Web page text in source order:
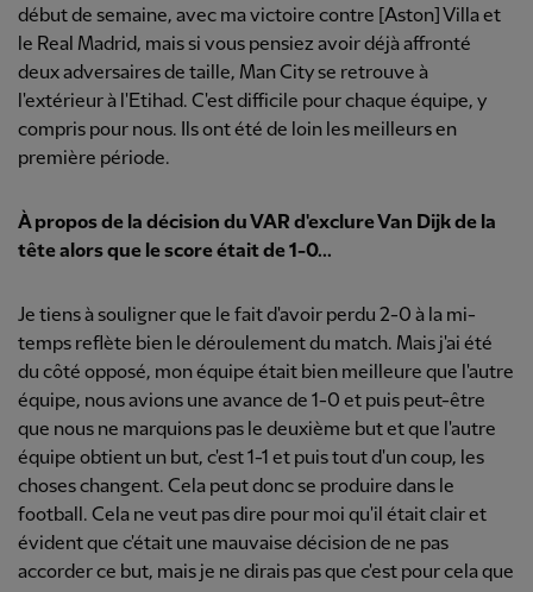
début de semaine, avec ma victoire contre [Aston] Villa et
le Real Madrid, mais si vous pensiez avoir déjà affronté
deux adversaires de taille, Man City se retrouve à
l'extérieur à l'Etihad. C'est difficile pour chaque équipe, y
compris pour nous. Ils ont été de loin les meilleurs en
première période.
À propos de la décision du VAR d'exclure Van Dijk de la
tête alors que le score était de 1-0...
Je tiens à souligner que le fait d'avoir perdu 2-0 à la mi-
temps reflète bien le déroulement du match. Mais j'ai été
du côté opposé, mon équipe était bien meilleure que l'autre
équipe, nous avions une avance de 1-0 et puis peut-être
que nous ne marquions pas le deuxième but et que l'autre
équipe obtient un but, c'est 1-1 et puis tout d'un coup, les
choses changent. Cela peut donc se produire dans le
football. Cela ne veut pas dire pour moi qu'il était clair et
évident que c'était une mauvaise décision de ne pas
accorder ce but, mais je ne dirais pas que c'est pour cela que